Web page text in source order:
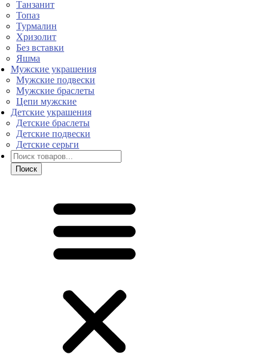
Танзанит
Топаз
Турмалин
Хризолит
Без вставки
Яшма
Мужские украшения
Мужские подвески
Мужские браслеты
Цепи мужские
Детские украшения
Детские браслеты
Детские подвески
Детские серьги
Поиск
товаров
Поиск